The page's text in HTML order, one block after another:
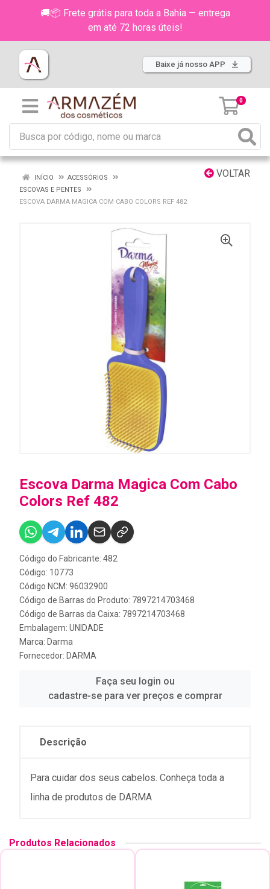
🚚📦 Frete grátis para toda a Bahia — entrega
em até 72 horas úteis!
Baixe já nosso APP
0
VOLTAR
INÍCIO
ACESSÓRIOS
ESCOVAS E PENTES
ESCOVA DARMA MAGICA COM CABO COLORS REF 482
Escova Darma Magica Com Cabo
Colors Ref 482
Código do Fabricante: 482
Código: 10773
Código NCM: 96032900
Código de Barras do Produto: 7897214703468
Código de Barras da Caixa: 7897214703468
Embalagem: UNIDADE
Marca: Darma
Fornecedor: DARMA
Faça seu login ou
cadastre-se para ver preços e comprar
Descrição
Para cuidar dos seus cabelos. Conheça toda a
linha de produtos de DARMA
Produtos Relacionados